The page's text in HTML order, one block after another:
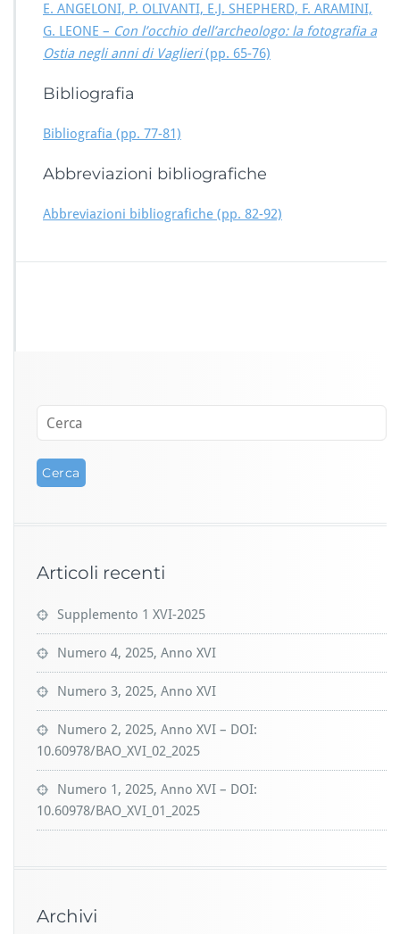
E. ANGELONI, P. OLIVANTI, E.J. SHEPHERD, F. ARAMINI,
G. LEONE – Con l’occhio dell’archeologo: la fotografia a
Ostia negli anni di Vaglieri(pp. 65-76)
Bibliografia
Bibliografia (pp. 77-81)
Abbreviazioni bibliografiche
Abbreviazioni bibliografiche (pp. 82-92)
Articoli recenti
Supplemento 1 XVI-2025
Numero 4, 2025, Anno XVI
Numero 3, 2025, Anno XVI
Numero 2, 2025, Anno XVI – DOI:
10.60978/BAO_XVI_02_2025
Numero 1, 2025, Anno XVI – DOI:
10.60978/BAO_XVI_01_2025
Archivi